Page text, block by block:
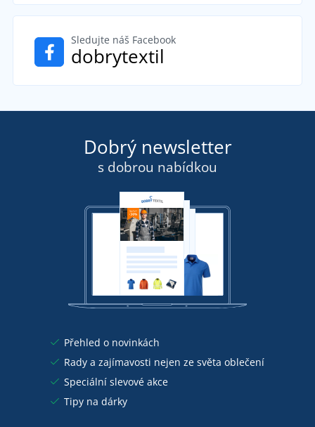
Sledujte náš Facebook
dobrytextil
Dobrý newsletter
s dobrou nabídkou
Přehled o novinkách
Rady a zajímavosti nejen ze světa oblečení
Speciální slevové akce
Tipy na dárky